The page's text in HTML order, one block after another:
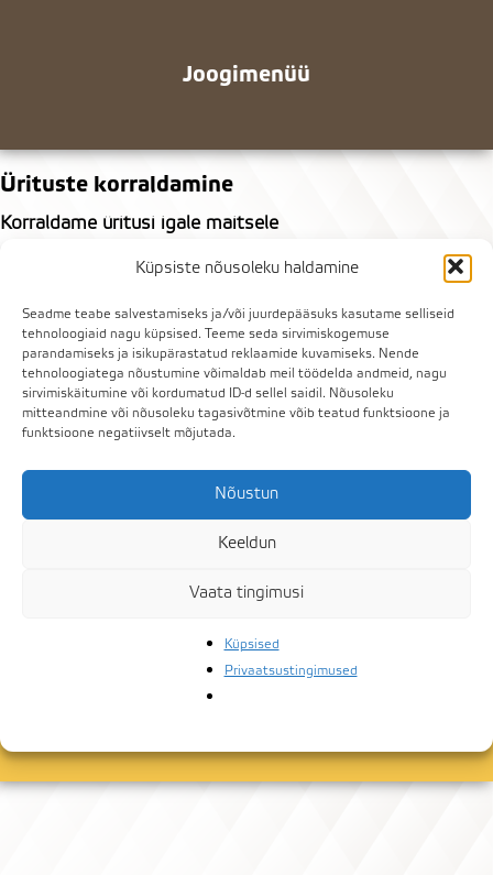
Küpsiste nõusoleku haldamine
Seadme teabe salvestamiseks ja/või juurdepääsuks kasutame selliseid
tehnoloogiaid nagu küpsised. Teeme seda sirvimiskogemuse
parandamiseks ja isikupärastatud reklaamide kuvamiseks. Nende
tehnoloogiatega nõustumine võimaldab meil töödelda andmeid, nagu
sirvimiskäitumine või kordumatud ID-d sellel saidil. Nõusoleku
mitteandmine või nõusoleku tagasivõtmine võib teatud funktsioone ja
funktsioone negatiivselt mõjutada.
Nõustun
Keeldun
Vaata tingimusi
Küpsised
Privaatsustingimused
Joogimenüü
Ürituste korraldamine
Korraldame üritusi igale maitsele
Pakume lahendusi erinevate sündmuste ja seltskondade
sünnipäevabuffee, suupistetega vastuvõtt või midagi
täiesti omanäolist. Võta meiega ühendust, et kokku panna
just sinu sündmusele sobiv lahendus:
Golfirestoran on avatud.
Lisainfo:resto@wbg.ee
Tel:
+372 53882068